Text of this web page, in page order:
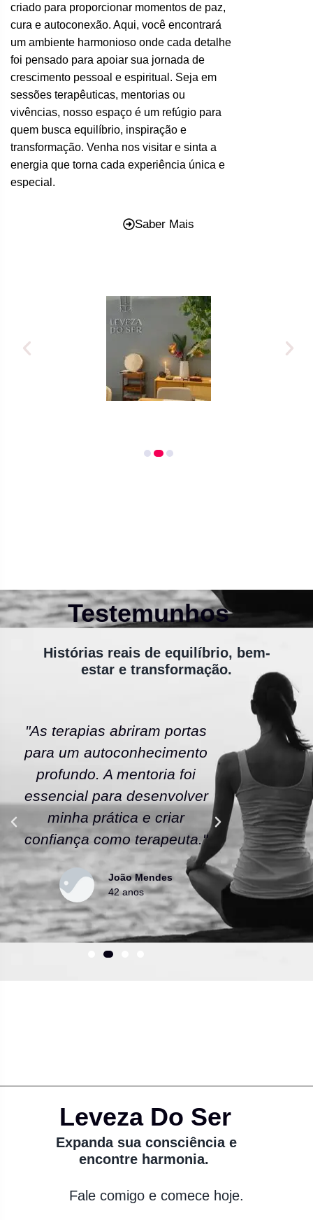
criado para proporcionar momentos de paz,
cura e autoconexão. Aqui, você encontrará
um ambiente harmonioso onde cada detalhe
foi pensado para apoiar sua jornada de
crescimento pessoal e espiritual. Seja em
sessões terapêuticas, mentorias ou
vivências, nosso espaço é um refúgio para
quem busca equilíbrio, inspiração e
transformação. Venha nos visitar e sinta a
energia que torna cada experiência única e
especial.
Saber Mais
Testemunhos
Histórias reais de equilíbrio, bem-
estar e transformação.
"As terapias abriram portas
para um autoconhecimento
profundo. A mentoria foi
essencial para desenvolver
minha prática e criar
confiança como terapeuta."
João Mendes
42 anos
"A
escola
As
uma
Leveza Do Ser
Expanda sua consciência e
encontre harmonia.
Fale comigo e comece hoje.